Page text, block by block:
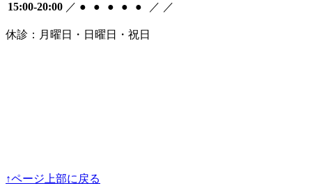
15:00-20:00 ／ ● ● ● ● ● ／ ／
休診：月曜日・日曜日・祝日
↑ページ上部に戻る